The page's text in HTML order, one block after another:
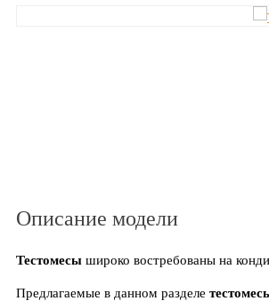
Описание модели
Тестомесы широко востребованы на
Предлагаемые в данном разделе